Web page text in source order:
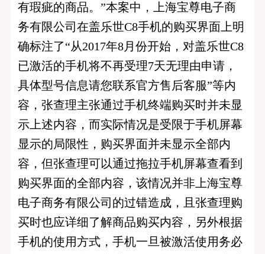
有瑕疵的商品。”本案中，上海宝尊电子商
务有限公司在盖乐世C8手机的购买界面上明
确标注了“从2017年8月份开始，对盖乐世C8
已激活的手机将不再受理7天无理由申请，
具体型号信息请您联系官方售后客服”等内
容，张查理主张通过手机终端购买时并未显
示上述内容，而实际情况是受限于手机屏幕
显示的局限性，购买界面并未显示全部内
容，但张查理可以通过拖拉手机屏幕查看到
购买界面的全部内容，该情况并非上海宝尊
电子商务有限公司的过错造成，且张查理购
买时也应详细了解商品购买内容，另外根据
手机的使用方式，手机一旦被激活使用务必